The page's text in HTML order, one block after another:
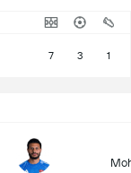
7 3 1